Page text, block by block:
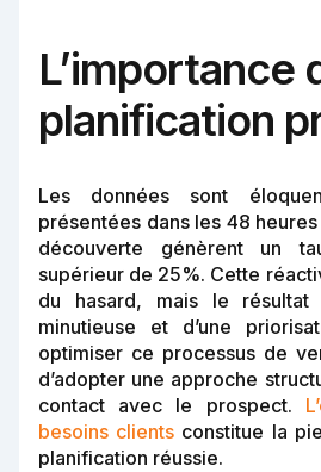
L’importance
planification
Les données sont
présentées dans les 48
découverte génèrent un
supérieur de 25%. Cette
du hasard, mais le résultat
minutieuse et d’une
optimiser ce processus de
d’adopter une approche
contact avec le prospect.
besoins clients constitue la
planification réussie.